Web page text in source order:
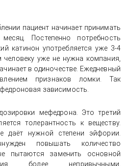
пациент начинает принимать
Постепенно потребность
катинон употребляется уже 3-4
уже не нужна компания,
в одиночестве. Ежедневный
признаков ломки. Так
зависимость.
мефедрона. Это третий
толерантность к веществу.
даёт нужной степени эйфории.
повышать количество
пытаются заменить основной
более непривычными.